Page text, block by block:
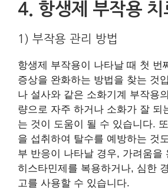
4. 항생제 부작용 치
1) 부작용 관리 방법
항생제 부작용이 나타날 때 첫 번
증상을 완화하는 방법을 찾는 것
나 설사와 같은 소화기계 부작용
량으로 자주 하거나 소화가 잘 되
는 것이 도움이 될 수 있습니다.
을 섭취하여 탈수를 예방하는 것
부 반응이 나타날 경우, 가려움을
히스타민제를 복용하거나, 심한
고를 사용할 수 있습니다.